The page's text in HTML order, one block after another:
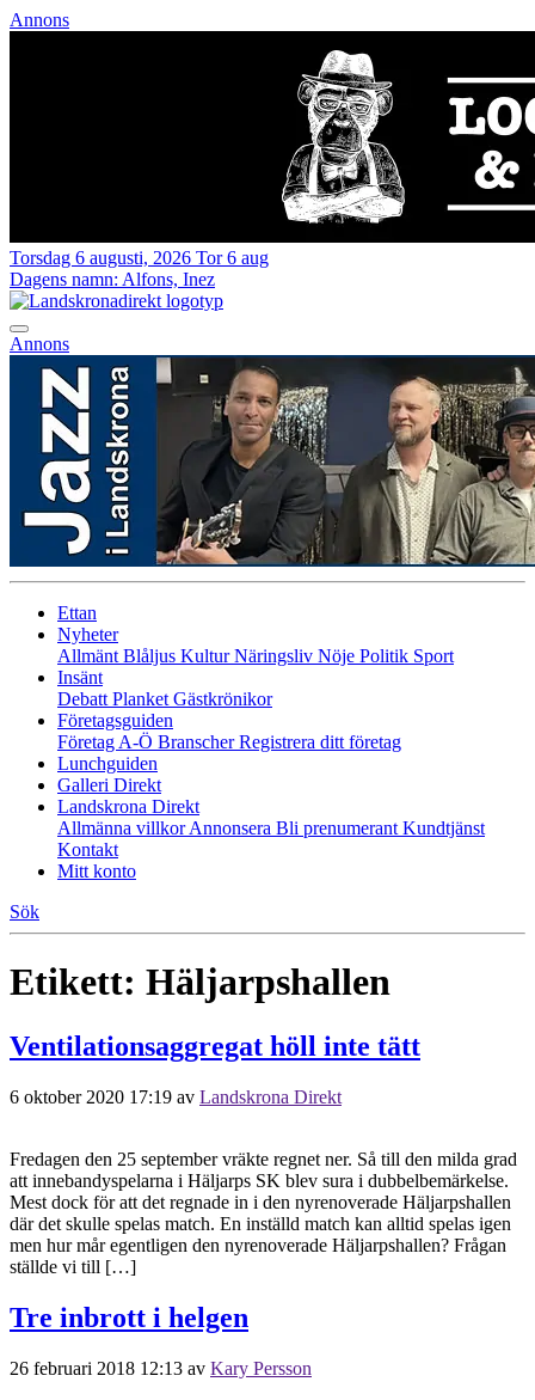
Annons
Torsdag 6 augusti, 2026 Tor 6 aug
Dagens namn: Alfons, Inez
Annons
Ettan
Nyheter
Allmänt Blåljus KulturNäringsliv Nöje Politik Sport
Insänt
Debatt Planket Gästkrönikor
Företagsguiden
Företag A-Ö BranscherRegistrera ditt företag
Lunchguiden
Galleri Direkt
Landskrona Direkt
Allmänna villkorAnnonsera Bli prenumerant Kundtjänst
Kontakt
Mitt konto
Sök
Etikett: Häljarpshallen
Ventilationsaggregat höll inte tätt
6 oktober 2020 17:19 av Landskrona Direkt
Fredagen den 25 september vräkte regnet ner. Så till den milda grad
att innebandyspelarna i Häljarps SK blev sura i dubbelbemärkelse.
Mest dock för att det regnade in i den nyrenoverade Häljarpshallen
där det skulle spelas match. En inställd match kan alltid spelas igen
men hur mår egentligen den nyrenoverade Häljarpshallen? Frågan
ställde vi till […]
Tre inbrott i helgen
26 februari 2018 12:13 av Kary Persson